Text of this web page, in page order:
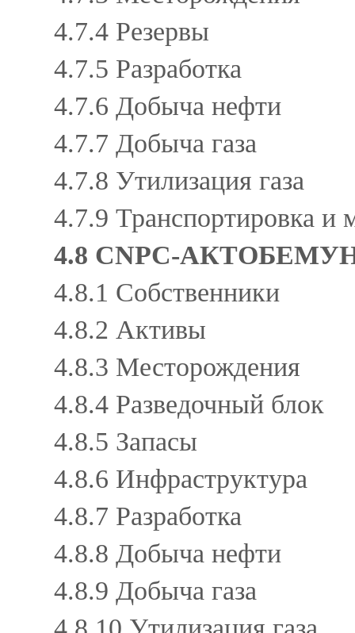
4.7.4 Резервы
4.7.5 Разработка
4.7.6 Добыча нефти
4.7.7 Добыча газа
4.7.8 Утилизация газа
4.7.9 Транспортировка и
4.8 CNPC-
4.8.1 Собственники
4.8.2 Активы
4.8.3 Месторождения
4.8.4 Разведочный блок
4.8.5 Запасы
4.8.6 Инфраструктура
4.8.7 Разработка
4.8.8 Добыча нефти
4.8.9 Добыча газа